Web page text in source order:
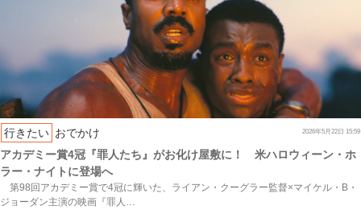
行きたい おでかけ 2026年5月22日 15:59
アカデミー賞4冠『罪人たち』がお化け屋敷に！ 米ハロウィーン・ホ
ラー・ナイトに登場へ
第98回アカデミー賞で4冠に輝いた、ライアン・クーグラー監督×マイケル・B・
ジョーダン主演の映画『罪人…